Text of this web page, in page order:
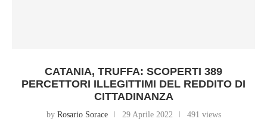
CATANIA, TRUFFA: SCOPERTI 389
PERCETTORI ILLEGITTIMI DEL REDDITO DI
CITTADINANZA
by Rosario Sorace 29 Aprile 2022 491 views